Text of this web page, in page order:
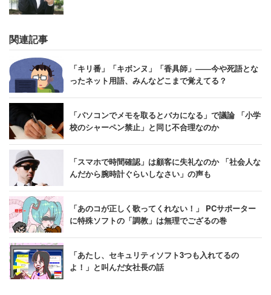
関連記事
「キリ番」「キボンヌ」「香具師」――今や死語とな
ったネット用語、みんなどこまで覚えてる？
「パソコンでメモを取るとバカになる」で議論 「小学
校のシャーペン禁止」と同じ不合理なのか
「スマホで時間確認」は顧客に失礼なのか 「社会人な
んだから腕時計ぐらいしなさい」の声も
「あのコが正しく歌ってくれない！」 PCサポーター
に特殊ソフトの「調教」は無理でござるの巻
「あたし、セキュリティソフト3つも入れてるの
よ！」と叫んだ女社長の話